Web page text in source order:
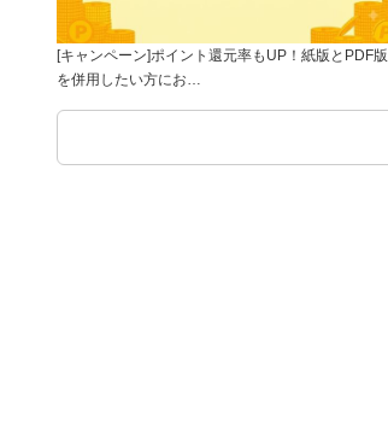
[キャンペーン]ポイント還元率もUP！紙版とPDF版
を併用したい方にお…